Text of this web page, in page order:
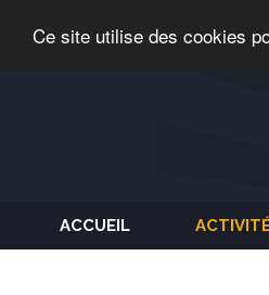
Ce site utilise des cookies
ACCUEIL